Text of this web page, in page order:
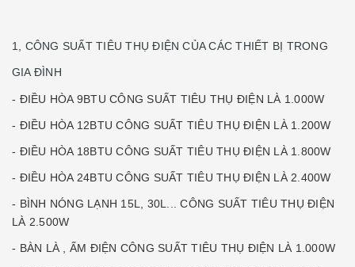
1, CÔNG SUẤT TIÊU THỤ ĐIỆN CỦA CÁC THIẾT BỊ TRONG
GIA ĐÌNH
- ĐIỀU HÒA 9BTU CÔNG SUẤT TIÊU THỤ ĐIỆN LÀ 1.000W
- ĐIỀU HÒA 12BTU CÔNG SUẤT TIÊU THỤ ĐIỆN LÀ 1.200W
- ĐIỀU HÒA 18BTU CÔNG SUẤT TIÊU THỤ ĐIỆN LÀ 1.800W
- ĐIỀU HÒA 24BTU CÔNG SUẤT TIÊU THỤ ĐIỆN LÀ 2.400W
- BÌNH NÓNG LẠNH 15L, 30L... CÔNG SUẤT TIÊU THỤ ĐIỆN
LÀ 2.500W
- BÀN LÀ , ẤM ĐIỆN CÔNG SUẤT TIÊU THỤ ĐIỆN LÀ 1.000W